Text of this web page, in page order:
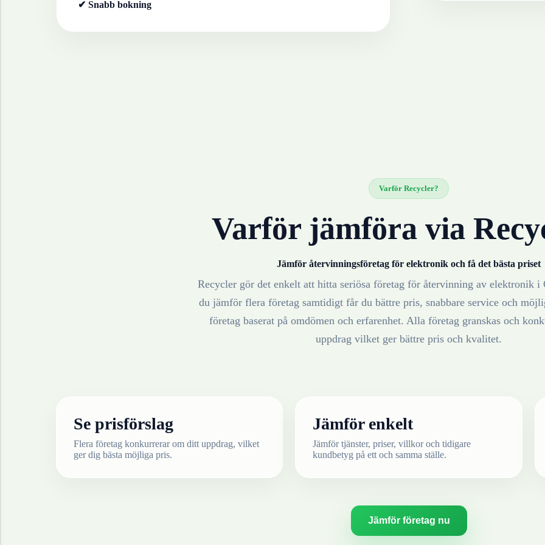
✔ Snabb bokning
Varför Recycler?
Varför jämföra via
Jämför återvinningsföretag för elektronik och få det bästa priset
Recycler gör det enkelt att hitta seriösa företag för återvinning av elektroniki
du jämför flera företag samtidigt får du bättre pris, snabbare service och
företag baserat på omdömen och erfarenhet. Alla företag granskas och
uppdrag vilket ger bättre pris och kvalitet.
Se prisförslag
Flera företag konkurrerar om ditt uppdrag, vilket
ger dig bästa möjliga pris.
Jämför enkelt
Jämför tjänster, priser, villkor och tidigare
kundbetyg på ett och samma ställe.
Jämför företag nu